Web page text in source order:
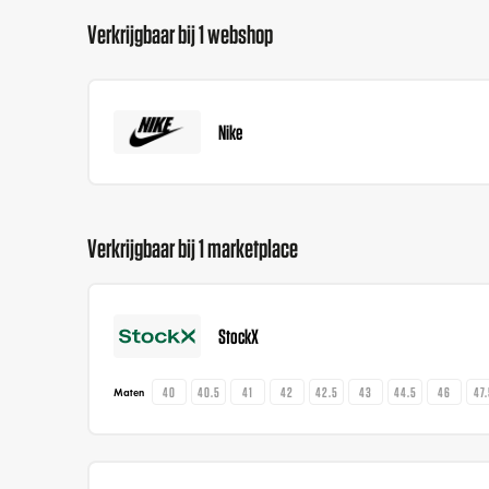
Verkrijgbaar bij 1 webshop
Nike
Verkrijgbaar bij 1 marketplace
StockX
Maten 40 40.5 41 42 42.5 43 44.5 46